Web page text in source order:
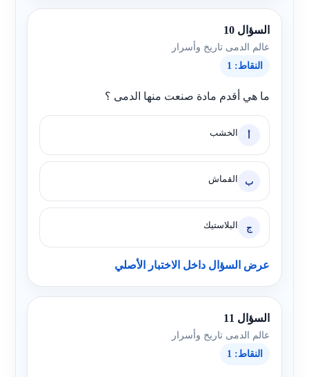
السؤال 10
عالم الدمى تاريخ وأسرار
النقاط: 1
ما هي أقدم مادة صنعت منها الدمى ؟
أ الخشب
ب القماش
ج البلاستيك
عرض السؤال داخل الاختبار الأصلي
السؤال 11
عالم الدمى تاريخ وأسرار
النقاط: 1